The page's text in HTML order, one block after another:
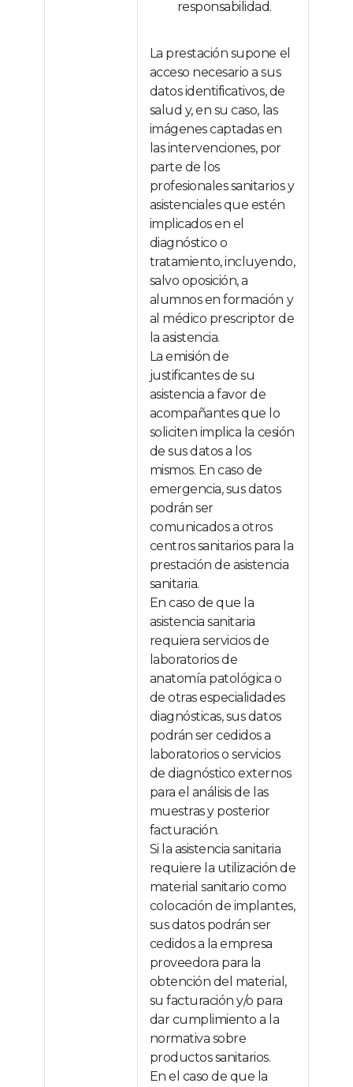
responsabilidad.
La prestación supone el
acceso necesario a sus
datos identificativos, de
salud y, en su caso, las
imágenes captadas en
las intervenciones, por
parte de los
profesionales sanitarios y
asistenciales que estén
implicados en el
diagnóstico o
tratamiento, incluyendo,
salvo oposición, a
alumnos en formación y
al médico prescriptor de
la asistencia.
La emisión de
justificantes de su
asistencia a favor de
acompañantes que lo
soliciten implica la cesión
de sus datos a los
mismos. En caso de
emergencia, sus datos
podrán ser
comunicados a otros
centros sanitarios para la
prestación de asistencia
sanitaria.
En caso de que la
asistencia sanitaria
requiera servicios de
laboratorios de
anatomía patológica o
de otras especialidades
diagnósticas, sus datos
podrán ser cedidos a
laboratorios o servicios
de diagnóstico externos
para el análisis de las
muestras y posterior
facturación.
Si la asistencia sanitaria
requiere la utilización de
material sanitario como
colocación de implantes,
sus datos podrán ser
cedidos a la empresa
proveedora para la
obtención del material,
su facturación y/o para
dar cumplimiento a la
normativa sobre
productos sanitarios.
En el caso de que la